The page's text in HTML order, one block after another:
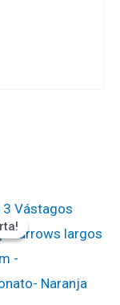
El
precio
actual